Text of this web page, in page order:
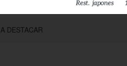
A DESTACAR